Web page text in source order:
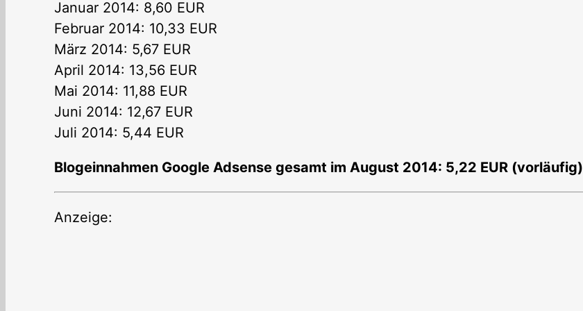
Januar 2014: 8,60 EUR
Februar 2014: 10,33 EUR
März 2014: 5,67 EUR
April 2014: 13,56 EUR
Mai 2014: 11,88 EUR
Juni 2014: 12,67 EUR
Juli 2014: 5,44 EUR
Blogeinnahmen Google Adsense gesamt im August 2014: 5,22 EUR (vorläufig)
Anzeige: